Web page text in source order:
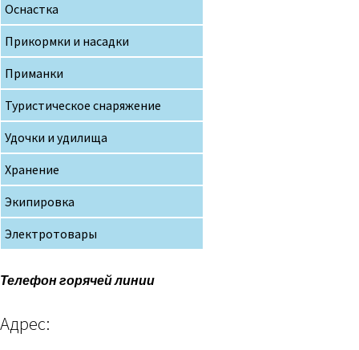
Оснастка
Прикормки и насадки
Приманки
Туристическое снаряжение
Удочки и удилища
Хранение
Экипировка
Электротовары
Телефон горячей линии
Адрес: